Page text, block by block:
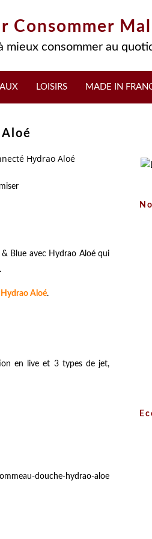
Consommer
mieux consommer au
LOISIRS MADE IN
Hydrao Aloé
Blue avec Hydrao Aloé qui
Aloé.
en live et 3 types de jet,